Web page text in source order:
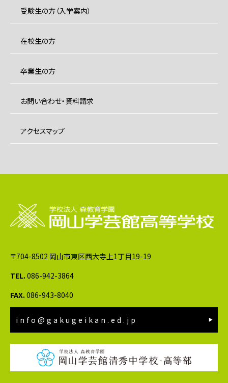
受験生の方（入学案内）
在校生の方
卒業生の方
お問い合わせ・資料請求
アクセスマップ
〒704-8502 岡山市東区西大寺上1丁目19-19
TEL. 086-942-3864
FAX. 086-943-8040
info@gakugeikan.ed.jp